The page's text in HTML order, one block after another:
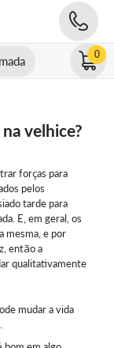
0
velhice?
forças para
pelos
tarde para
E, em geral, os
mesma, e por
então a
qualitativamente
mudar a vida